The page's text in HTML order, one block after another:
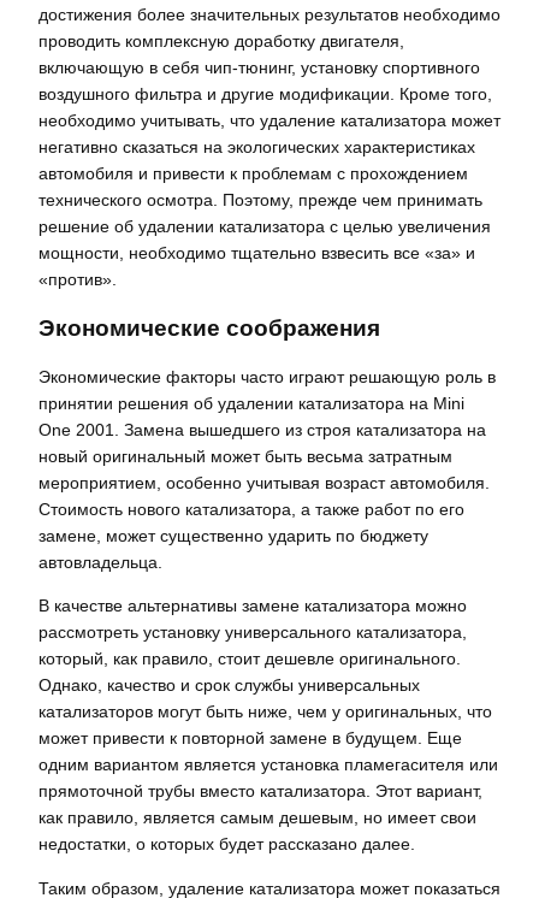
достижения более значительных результатов необходимо
проводить комплексную доработку двигателя,
включающую в себя чип-тюнинг, установку спортивного
воздушного фильтра и другие модификации. Кроме того,
необходимо учитывать, что удаление катализатора может
негативно сказаться на экологических характеристиках
автомобиля и привести к проблемам с прохождением
технического осмотра. Поэтому, прежде чем принимать
решение об удалении катализатора с целью увеличения
мощности, необходимо тщательно взвесить все «за» и
«против».
Экономические соображения
Экономические факторы часто играют решающую роль в
принятии решения об удалении катализатора на Mini
One 2001. Замена вышедшего из строя катализатора на
новый оригинальный может быть весьма затратным
мероприятием, особенно учитывая возраст автомобиля.
Стоимость нового катализатора, а также работ по его
замене, может существенно ударить по бюджету
автовладельца.
В качестве альтернативы замене катализатора можно
рассмотреть установку универсального катализатора,
который, как правило, стоит дешевле оригинального.
Однако, качество и срок службы универсальных
катализаторов могут быть ниже, чем у оригинальных, что
может привести к повторной замене в будущем. Еще
одним вариантом является установка пламегасителя или
прямоточной трубы вместо катализатора. Этот вариант,
как правило, является самым дешевым, но имеет свои
недостатки, о которых будет рассказано далее.
Таким образом, удаление катализатора может показаться